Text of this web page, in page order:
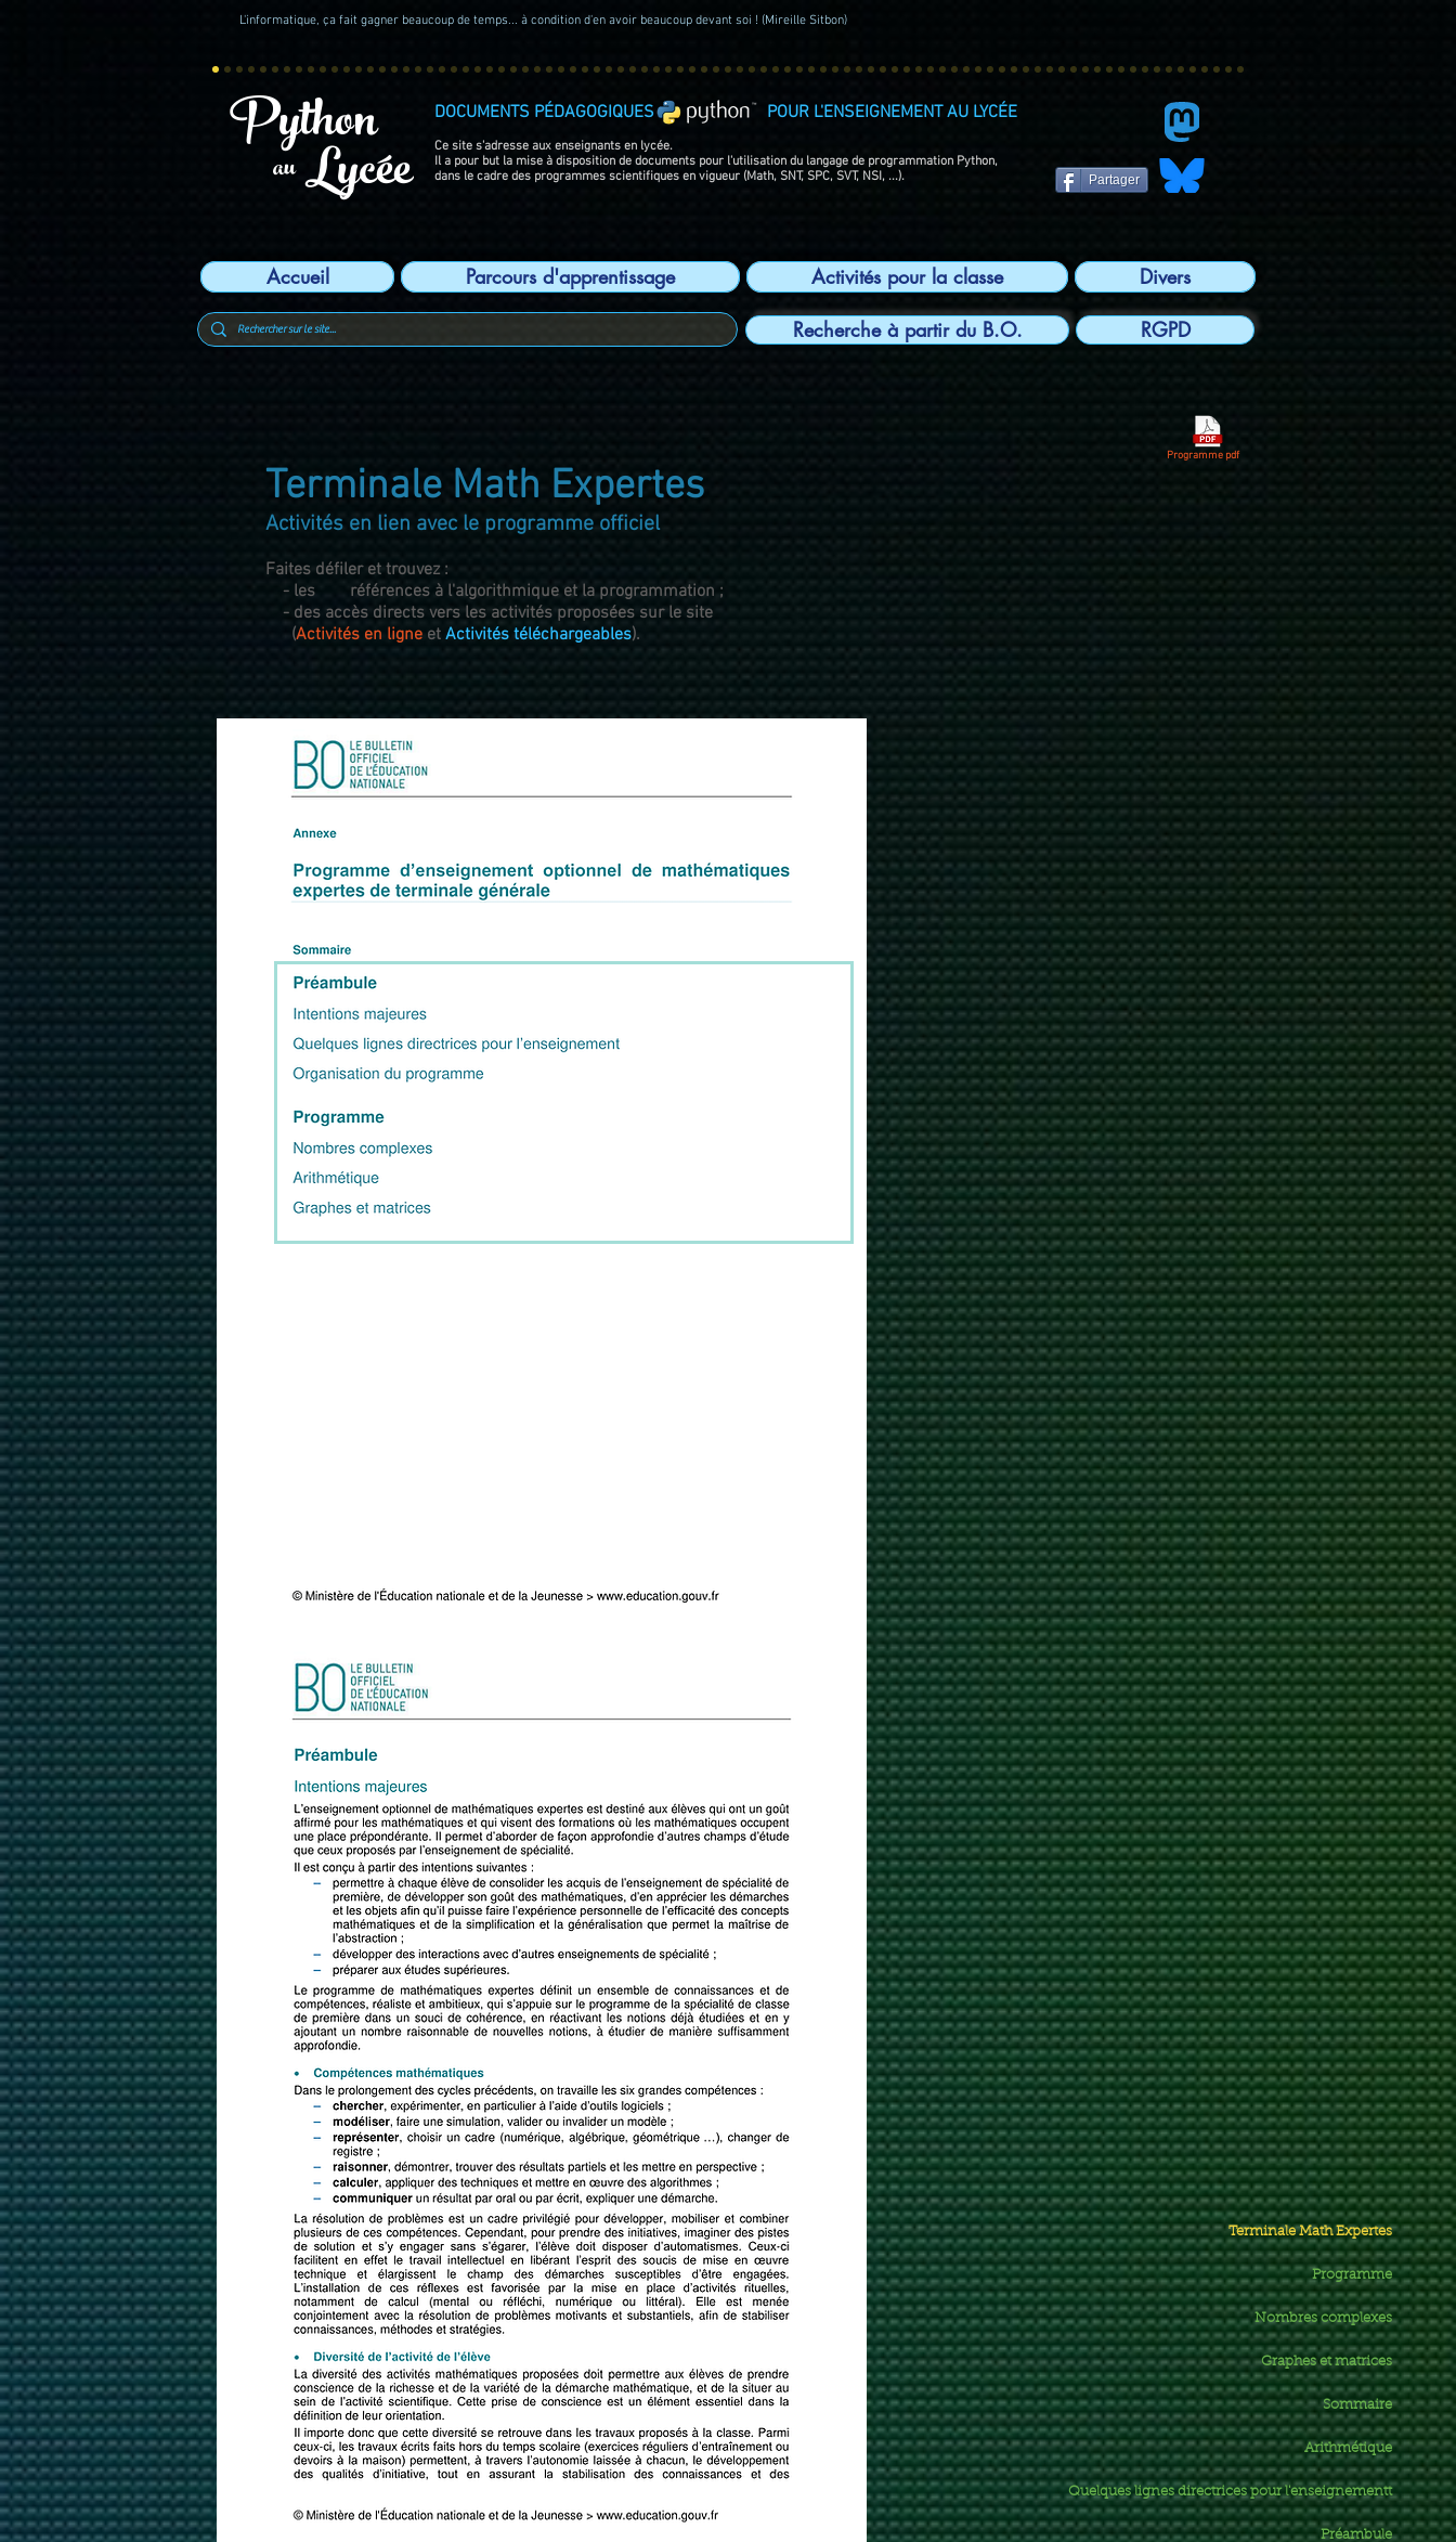
L'informatique, ça fait gagner beaucoup de temps... à condition d'en avoir beaucoup devant soi ! (Mireille Sitbon)
Python
Lycée
au
Ce site s'adresse aux enseignants en lycée.
Il a pour but la mise à disposition de documents pour l'utilisation du langage de programmation Python,
dans le cadre des programmes scientifiques en vigueur (Math, SNT, SPC, SVT, NSI, ...).
DOCUMENTS PÉDAGOGIQUES POUR L'ENSEIGNEMENT AU LYCÉE
Partager
Accueil Parcours d'apprentissage Activités pour la classe Divers
Recherche à partir du B.O. RGPD
Terminale Math Expertes
Programme
Nombres complexes
Graphes et matrices
Sommaire
Arithmétique
Quelques lignes directrices pour l'enseignementt
Préambule
Terminale Math Expertes
Activités en lien avec le programme officiel
Faites défiler et trouvez :
- les références à l'algorithmique et la programmation ;
- des accès directs vers les activités proposées sur le site
(Activités en ligne et Activités téléchargeables).
Programme pdf